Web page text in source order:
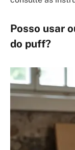
Posso usar
do puff?